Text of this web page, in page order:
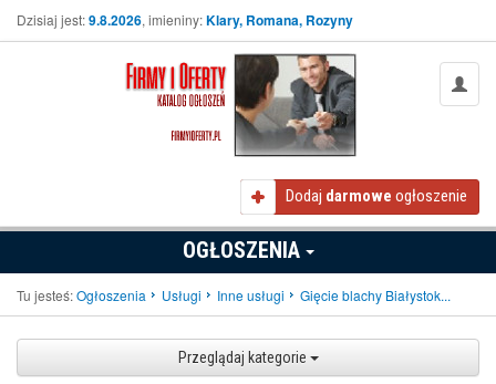
Dzisiaj jest:9.8.2026, imieniny:Klary, Romana, Rozyny
Dodaj darmowe ogłoszenie
OGŁOSZENIA
Tu jesteś:Ogłoszenia Usługi Inne usługi Gięcie blachy Białystok...
Przeglądaj kategorie